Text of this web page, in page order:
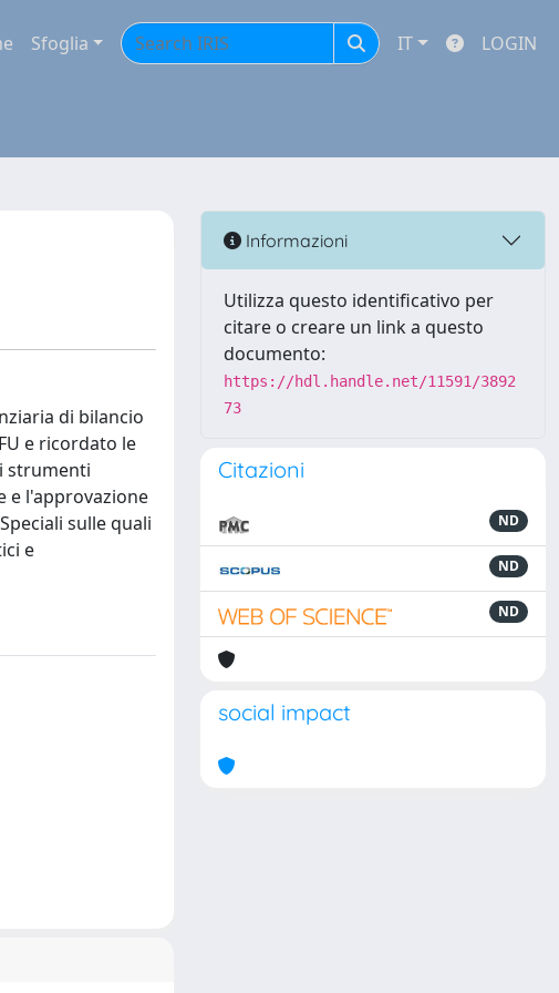
Sfoglia IT LOGIN
di bilancio
e ricordato le
strumenti
e l'approvazione
sulle quali
e
Informazioni
Utilizza questo identificativo per
citare o creare un link a questo
documento:
https://hdl.handle.net/11591/3892
73
Citazioni
ND
ND
ND
social impact